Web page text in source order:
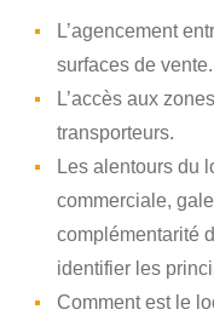
L’agencement
surfaces de vente.
L’accès aux
transporteurs.
Les alentours du
commerciale,
complémentarité
identifier les
Comment est le